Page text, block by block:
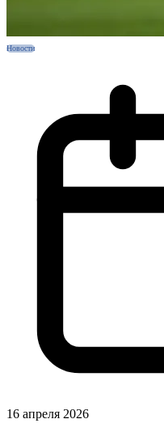
Новости
16 апреля 2026